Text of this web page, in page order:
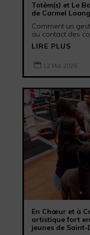
Totêm(s) et Le
de Carmel
Comment un
au contact des
LIRE PLUS
 12 Mai 2026
En Chœur et à
artistique fort
jeunes de Saint-